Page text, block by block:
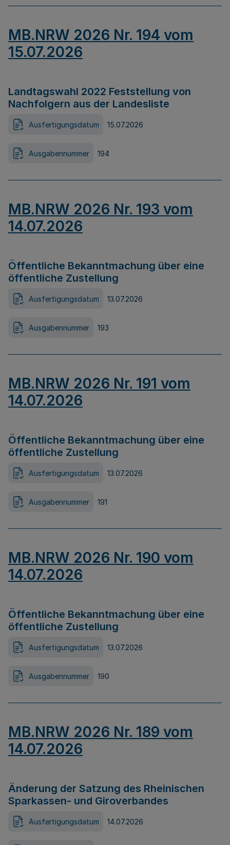
MB.NRW 2026 Nr. 194 vom
15.07.2026
Landtagswahl 2022 Feststellung von
Nachfolgern aus der Landesliste
Ausfertigungsdatum 15.07.2026
Ausgabennummer 194
MB.NRW 2026 Nr. 193 vom
14.07.2026
Öffentliche Bekanntmachung über eine
öffentliche Zustellung
Ausfertigungsdatum 13.07.2026
Ausgabennummer 193
MB.NRW 2026 Nr. 191 vom
14.07.2026
Öffentliche Bekanntmachung über eine
öffentliche Zustellung
Ausfertigungsdatum 13.07.2026
Ausgabennummer 191
MB.NRW 2026 Nr. 190 vom
14.07.2026
Öffentliche Bekanntmachung über eine
öffentliche Zustellung
Ausfertigungsdatum 13.07.2026
Ausgabennummer 190
MB.NRW 2026 Nr. 189 vom
14.07.2026
Änderung der Satzung des Rheinischen
Sparkassen- und Giroverbandes
Ausfertigungsdatum 14.07.2026